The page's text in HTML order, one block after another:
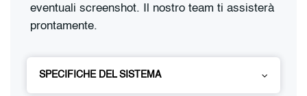
eventuali screenshot. Il nostro team ti assisterà
prontamente.
SPECIFICHE DEL SISTEMA